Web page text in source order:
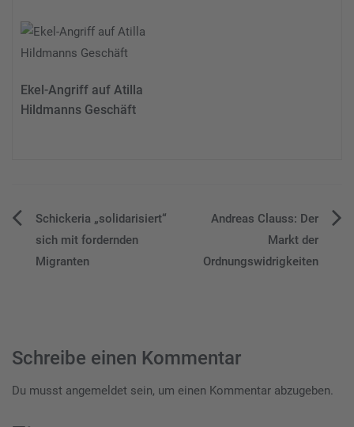
Ekel-Angriff auf Atilla
Hildmanns Geschäft
Beitragsnavigation
Schickeria „solidarisiert“
sich mit fordernden
Migranten
Andreas Clauss: Der
Markt der
Ordnungswidrigkeiten
Schreibe einen Kommentar
Du musst angemeldet sein, um einen Kommentar abzugeben.